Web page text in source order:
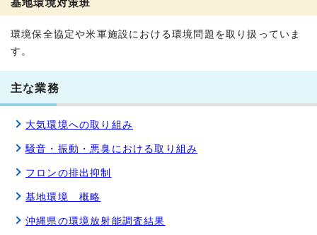
基地環境対策班
環境保全協定や米軍施設における環境問題を取り扱っていま
す。
主な業務
大気環境への取り組み
騒音・振動・悪臭における取り組み
フロンの排出抑制
基地環境 概略
沖縄県の環境放射能調査結果